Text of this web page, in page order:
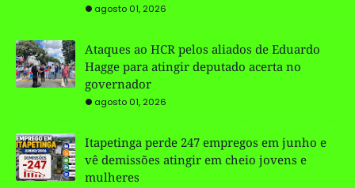
agosto 01, 2026
Ataques ao HCR pelos aliados de Eduardo
Hagge para atingir deputado acerta no
governador
agosto 01, 2026
Itapetinga perde 247 empregos em junho e
vê demissões atingir em cheio jovens e
mulheres